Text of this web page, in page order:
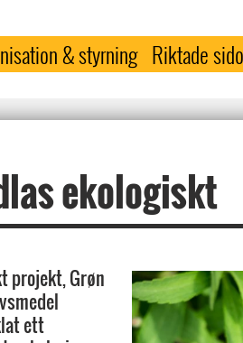
& styrning Riktade
ekologiskt
projekt, Grøn
ett